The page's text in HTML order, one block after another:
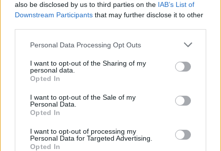
also be disclosed by us to third parties on the IAB’s List of
Downstream Participants that may further disclose it to other
Please note that this website/app uses one or more Google
not limited to your visit or usage behaviour. You may click to
grant or deny consent to Google and its third-party tags to
use your data for below specified purposes in below Google
consent section.
Personal Data Processing Opt Outs
I want to opt-out of the Sharing of my
personal data.
Opted In
I want to opt-out of the Sale of my
Personal Data.
Opted In
I want to opt-out of processing my
Personal Data for Targeted Advertising.
Opted In
2Μύκονος: Βίντεο με τους αστυνομικούς να
εντοπίζουν την τσάντα Hermès και το
Rolex όπου άρπαξε Έλληνας οδηγός από
Μυστράς: «Φρούριο» το ξενοδοχείο που
έκρυβε τη σορό του 90χρονου ο γιος του –
«Είχαμε να τον δούμε πάνω από 3 χρόνια»
Πόρτο Γερμενό: Η στιγμή που η φωτιά
μπαίνει στο χωριό και καταστρέφει τα
πάντα στο πέρασμά της
Αυγερινός, Μουτσάτσου και ακόμη 20
πρώην στελέχη κατά Καρυστιανού: «Δεν
αποχωρήσαμε για καρέκλες», αιχμές για
«συγκεντρωτικό μοντέλο»